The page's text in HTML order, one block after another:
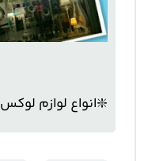
❇️انواع لوازم